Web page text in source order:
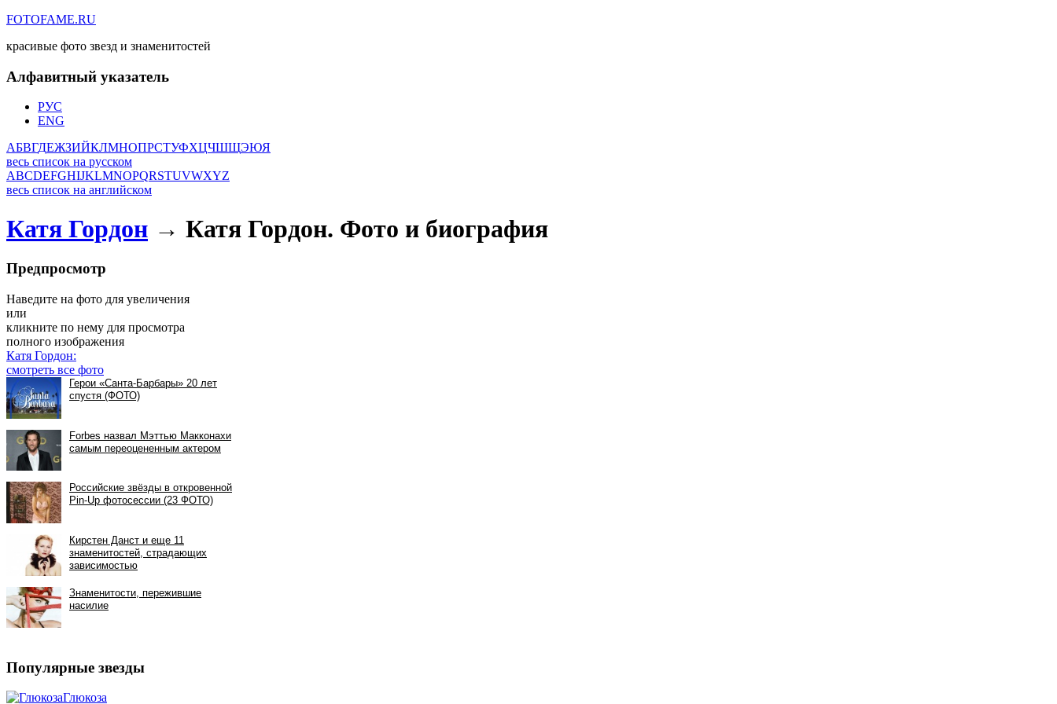
FOTOFAME.RU
красивые фото звезд и знаменитостей
Алфавитный указатель
РУС
ENG
АБВГДЕЖЗИЙКЛМНОПРСТУФХЦЧШЩЭЮЯ
весь список на русском
ABCDEFGHIJKLMNOPQRSTUVWXYZ
весь список на английском
Катя Гордон → Катя Гордон. Фото и биография
Предпросмотр
Наведите на фото для увеличения
или
кликните по нему для просмотра
полного изображения
Катя Гордон:
смотреть все фото
Популярные звезды
Глюкоза